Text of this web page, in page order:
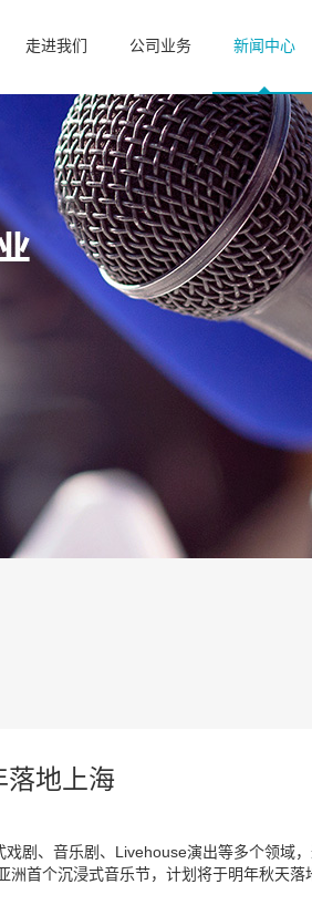
走进我们 公司业务 新闻中心
落地上海
剧、音乐剧、Livehouse演出等多个领域
首个沉浸式音乐节，计划将于明年秋天落